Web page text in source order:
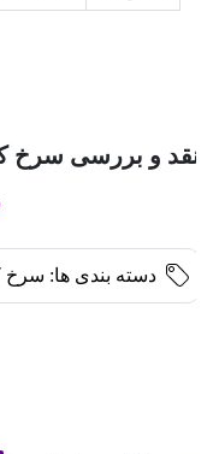
و بررسی سرخ
دسته بندی ها: سرخ کن